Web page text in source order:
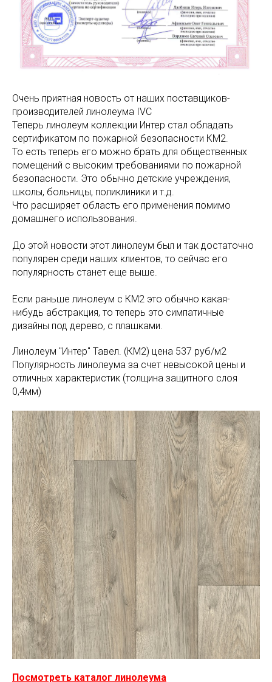
Очень приятная новость от наших поставщиков-
производителей линолеума IVC
Теперь линолеум коллекции Интер стал обладать
сертификатом по пожарной безопасности КМ2.
То есть теперь его можно брать для общественных
помещений с высоким требованиями по пожарной
безопасности. Это обычно детские учреждения,
школы, больницы, поликлиники и т.д.
Что расширяет область его применения помимо
домашнего использования.
До этой новости этот линолеум был и так достаточно
популярен среди наших клиентов, то сейчас его
популярность станет еще выше.
Если раньше линолеум с КМ2 это обычно какая-
нибудь абстракция, то теперь это симпатичные
дизайны под дерево, с плашками.
Линолеум "Интер" Тавел. (КМ2) цена 537 руб/м2
Популярность линолеума за счет невысокой цены и
отличных характеристик (толщина защитного слоя
0,4мм)
Посмотреть каталог линолеума